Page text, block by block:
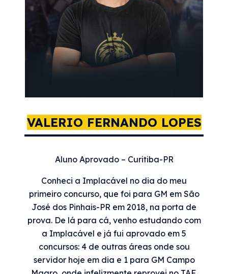
VALERIO FERNANDO LOPES
Aluno Aprovado – Curitiba-PR
Conheci a Implacável no dia do meu
primeiro concurso, que foi para GM em São
José dos Pinhais-PR em 2018, na porta de
prova. De lá para cá, venho estudando com
a Implacável e já fui aprovado em 5
concursos: 4 de outras áreas onde sou
servidor hoje em dia e 1 para GM Campo